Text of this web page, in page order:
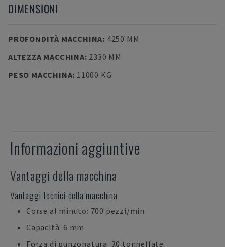
DIMENSIONI
PROFONDITÀ MACCHINA: 4250 MM
ALTEZZA MACCHINA: 2330 MM
PESO MACCHINA: 11000 KG
Informazioni aggiuntive
Vantaggi della macchina
Vantaggi tecnici della macchina
Corse al minuto: 700 pezzi/min
Capacità: 6 mm
Forza di punzonatura: 30 tonnellate